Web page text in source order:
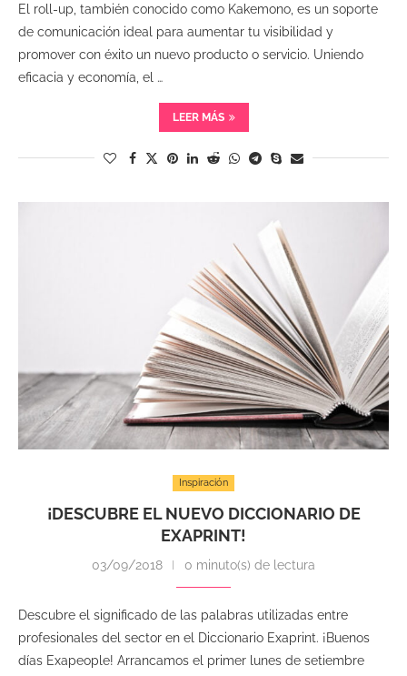
El roll-up, también conocido como Kakemono, es un soporte
de comunicación ideal para aumentar tu visibilidad y
promover con éxito un nuevo producto o servicio. Uniendo
eficacia y economía, el …
LEER MÁS
Inspiración
¡DESCUBRE EL NUEVO DICCIONARIO DE
EXAPRINT!
03/09/2018 0 minuto(s) de lectura
Descubre el significado de las palabras utilizadas entre
profesionales del sector en el Diccionario Exaprint. ¡Buenos
días Exapeople! Arrancamos el primer lunes de setiembre